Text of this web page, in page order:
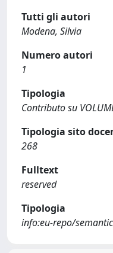
Tutti gli autori
Modena, Silvia
Numero autori
1
Tipologia
Contributo su
Tipologia sito
268
Fulltext
reserved
Tipologia
info:eu-repo/